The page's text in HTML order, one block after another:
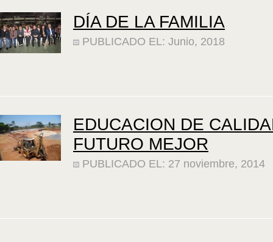
DÍA DE LA FAMILIA
PUBLICADO EL: Junio, 2018
EDUCACION DE
FUTURO MEJOR
PUBLICADO EL: 27 noviembre, 2014